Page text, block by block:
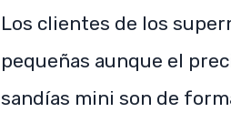
Los clientes de los
pequeñas aunque el
sandías mini son de